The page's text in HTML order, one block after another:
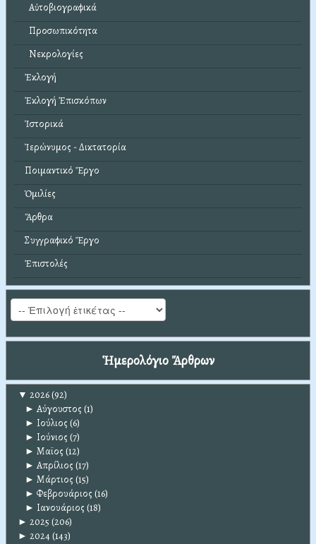
Αὐτοβιογραφικά
Προσωπικότητα
Νεκρολογίες
Ἐκλογή
Ἐκλογή Ἐπισκόπων
Ἱστορικά
Ἱερώνυμος - Δικτατορία
Ποιμαντικό Ἔργο
Ὁμιλίες
Ἄρθρα
Συγγραφικό Ἔργο
Ἐπιστολές
Ἡμερολόγιο Ἄρθρων
▼ 2026(92)
► Αύγουστος (1)
► Ιούλιος (6)
► Ιούνιος (7)
► Μαϊος (12)
► Απρίλιος (17)
► Μάρτιος (15)
► Φεβρουάριος (16)
► Ιανουάριος (18)
► 2025 (206)
► 2024(143)